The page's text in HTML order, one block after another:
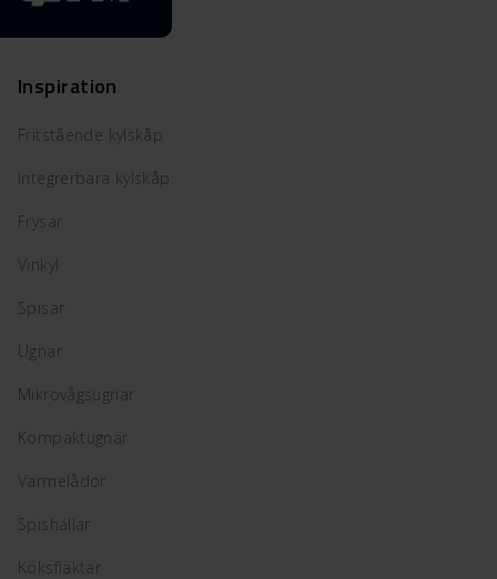
Inspiration
Fritstående kylskåp
Integrerbara kylskåp
Frysar
Vinkyl
Spisar
Ugnar
Mikrovågsugnar
Kompaktugnar
Värmelådor
Spishällar
Köksfläktar